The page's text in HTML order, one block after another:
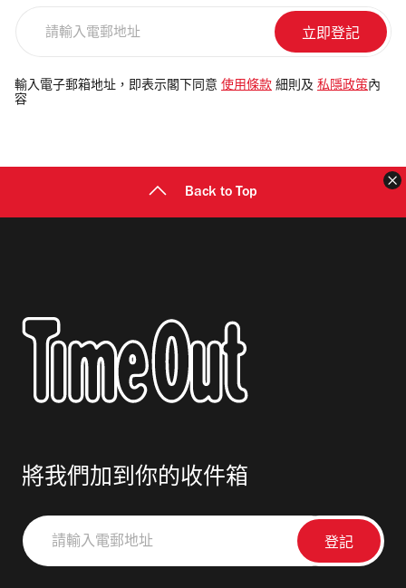
電
郵
輸入電子郵箱地址，即表示閣下同意 使用條款 細則及 私隱政策 內
容
Back to Top
將我們加到你的收件箱
請
輸